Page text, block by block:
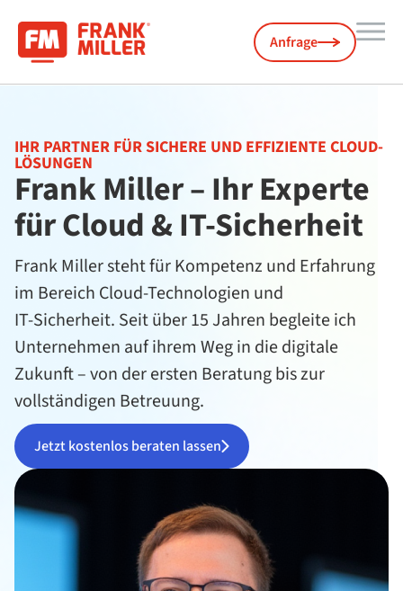
Anfrage
IHR PARTNER FÜR SICHERE UND EFFIZIENTE CLOUD-
LÖSUNGEN
Frank Miller – Ihr Experte
für Cloud & IT-Sicherheit
Frank Miller steht für Kompetenz und Erfahrung
im Bereich Cloud-Technologien und
IT-Sicherheit. Seit über 15 Jahren begleite ich
Unternehmen auf ihrem Weg in die digitale
Zukunft – von der ersten Beratung bis zur
vollständigen Betreuung.
Jetzt kostenlos beraten lassen